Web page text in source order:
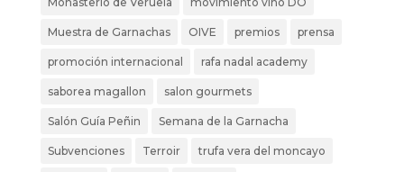
Muestra de Garnachas OIVE premios prensa
promoción internacional rafa nadal academy
saborea magallon salon gourmets
Salón Guía Peñin Semana de la Garnacha
Subvenciones Terroir trufa vera del moncayo